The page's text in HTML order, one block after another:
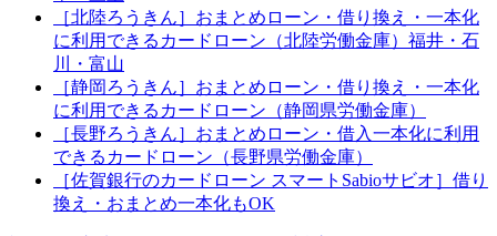
［北陸ろうきん］おまとめローン・借り換え・一本化
に利用できるカードローン（北陸労働金庫）福井・石
川・富山
［静岡ろうきん］おまとめローン・借り換え・一本化
に利用できるカードローン（静岡県労働金庫）
［長野ろうきん］おまとめローン・借入一本化に利用
できるカードローン（長野県労働金庫）
［佐賀銀行のカードローン スマートSabioサビオ］借り
換え・おまとめ一本化もOK